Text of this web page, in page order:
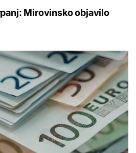
Mirovinsko objavilo